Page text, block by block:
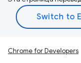
Chrome for Developers